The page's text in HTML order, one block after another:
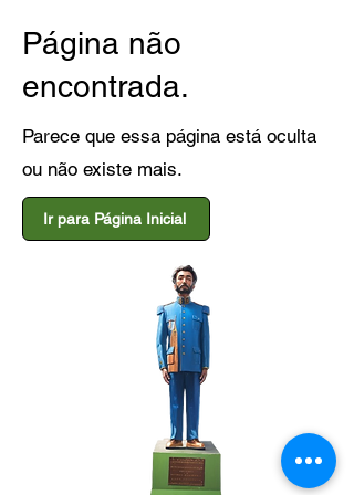
Página não
encontrada.
Parece que essa página está oculta
ou não existe mais.
Ir para Página Inicial